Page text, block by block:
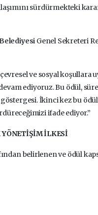
sürdürmekteki
Genel Sekreteri
ve sosyal
ediyoruz. Bu ödül,
İkinci kez bu ödülü
ifade ediyor.”
İLKESİ
belirlenen ve ödül